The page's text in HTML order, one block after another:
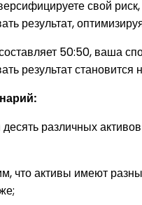
свой
результат,
50:50, ваша
результат становится
различных
что активы имеют